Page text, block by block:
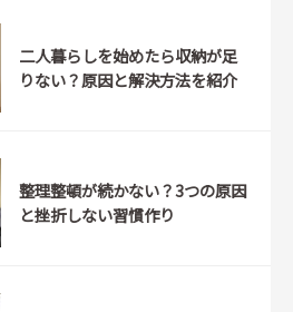
二人暮らしを始めたら収納が足
りない？原因と解決方法を紹介
整理整頓が続かない？3つの原因
と挫折しない習慣作り